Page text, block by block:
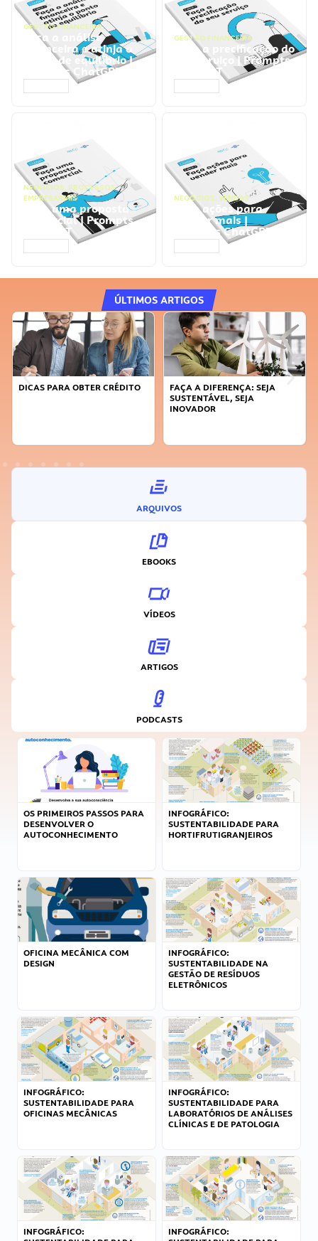
GESTÃO FINANCEIRA
Faça a análise
financeira e atinja o
ponto de equilíbrio |
Prompts ChatGPT
GESTÃO FINANCEIRA
Faça a precificação do
seu serviço | Prompts
ChatGPT
NEGÓCIOS, PROCESSOS
EMPRESARIAIS
Faça uma proposta
comercial | Prompts
ChatGPT
NEGÓCIOS, VENDAS
Faça ações para
vender mais |
Prompts ChatGPT
ÚLTIMOS ARTIGOS
DICAS PARA OBTER CRÉDITO
FAÇA A DIFERENÇA: SEJA
SUSTENTÁVEL, SEJA
INOVADOR
ARQUIVOS
EBOOKS
VÍDEOS
ARTIGOS
PODCASTS
OS PRIMEIROS PASSOS PARA
DESENVOLVER O
AUTOCONHECIMENTO
INFOGRÁFICO:
SUSTENTABILIDADE PARA
HORTIFRUTIGRANJEIROS
OFICINA MECÂNICA COM
DESIGN
INFOGRÁFICO:
SUSTENTABILIDADE NA
GESTÃO DE RESÍDUOS
ELETRÔNICOS
INFOGRÁFICO:
SUSTENTABILIDADE PARA
OFICINAS MECÂNICAS
INFOGRÁFICO:
SUSTENTABILIDADE PARA
LABORATÓRIOS DE ANÁLISES
CLÍNICAS E DE PATOLOGIA
INFOGRÁFICO:
INFOGRÁFICO: